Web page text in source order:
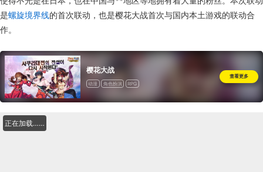
是螺旋境界线的首次联动，也是樱花大战首次与国内本土游戏的联动合
作。
樱花大战
动漫 角色扮演 RPG
查看更多
正在加载……